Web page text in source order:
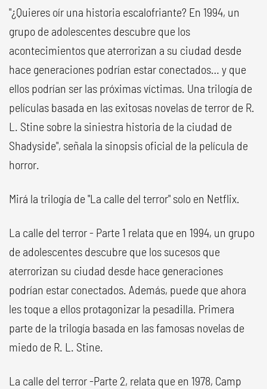
"¿Quieres oír una historia escalofriante? En 1994, un
grupo de adolescentes descubre que los
acontecimientos que aterrorizan a su ciudad desde
hace generaciones podrían estar conectados… y que
ellos podrían ser las próximas víctimas. Una trilogía de
películas basada en las exitosas novelas de terror de R.
L. Stine sobre la siniestra historia de la ciudad de
Shadyside", señala la sinopsis oficial de la película de
horror.
Mirá la trilogía de "La calle del terror" solo en Netflix.
La calle del terror - Parte 1 relata que en 1994, un grupo
de adolescentes descubre que los sucesos que
aterrorizan su ciudad desde hace generaciones
podrían estar conectados. Además, puede que ahora
les toque a ellos protagonizar la pesadilla. Primera
parte de la trilogía basada en las famosas novelas de
miedo de R. L. Stine.
La calle del terror -Parte 2, relata que en 1978, Camp